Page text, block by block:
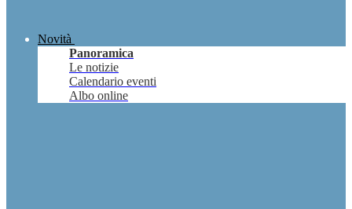
Novità
Panoramica
Le notizie
Calendario eventi
Albo online